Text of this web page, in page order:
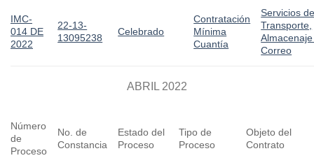
IMC-
014 DE
2022
22-13-
13095238
Celebrado
Contratación
Mínima
Cuantía
Servicios
Transporte,
Correo
ABRIL 2022
Número
de
Proceso
No. de
Constancia
Estado del
Proceso
Tipo de
Proceso
Objeto del
Contrato